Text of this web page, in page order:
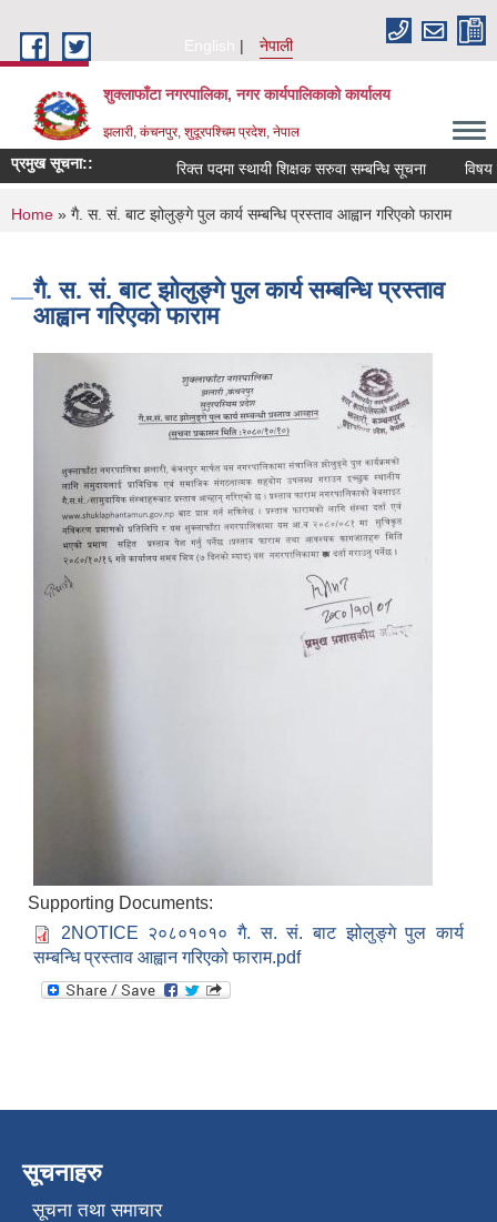
English
नेपाली
शुक्लाफाँटा नगरपालिका, नगर कार्यपालिकाको कार्यालय
झलारी, कंचनपुर, शुदूरपश्चिम प्रदेश, नेपाल
प्रमुख सूचना:: रिक्त पदमा स्थायी शिक्षक सरुवा सम्बन्धि सूचना विषय
You are here
Home » गै. स. सं. बाट झोलुङ्गे पुल कार्य सम्बन्धि प्रस्ताव आह्वान गरिएको फाराम
गै. स. सं. बाट झोलुङ्गे पुल कार्य सम्बन्धि प्रस्ताव
आह्वान गरिएको फाराम
Supporting Documents:
2NOTICE २०८०१०१० गै. स. सं. बाट झोलुङ्गे पुल कार्य
सम्बन्धि प्रस्ताव आह्वान गरिएको फाराम.pdf
सूचनाहरु
सूचना तथा समाचार